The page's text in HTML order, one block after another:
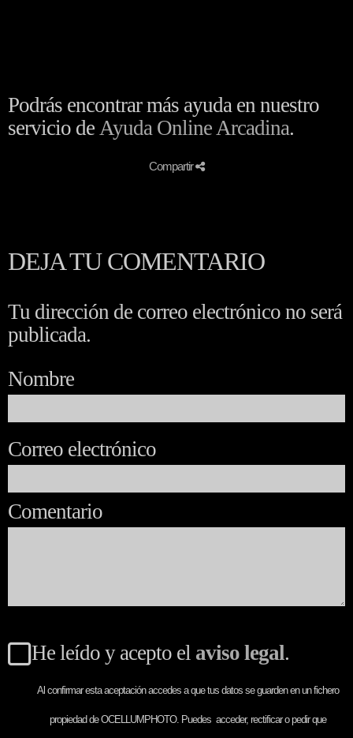
Podrás encontrar más ayuda en nuestro
servicio de Ayuda Online Arcadina.
Compartir
DEJA TU COMENTARIO
Tu dirección de correo electrónico no será
publicada.
Nombre
Correo electrónico
Comentario
He leído y acepto el aviso legal.
Al confirmar esta aceptación accedes a que tus datos se guarden en un fichero
propiedad de OCELLUMPHOTO. Puedes acceder, rectificar o pedir que